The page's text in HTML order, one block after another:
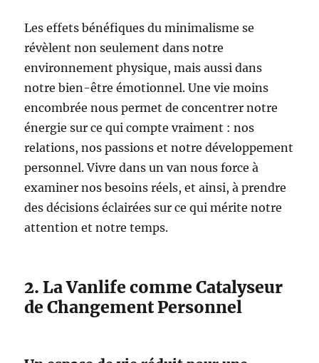
Les effets bénéfiques du minimalisme se
révèlent non seulement dans notre
environnement physique, mais aussi dans
notre bien-être émotionnel. Une vie moins
encombrée nous permet de concentrer notre
énergie sur ce qui compte vraiment : nos
relations, nos passions et notre développement
personnel. Vivre dans un van nous force à
examiner nos besoins réels, et ainsi, à prendre
des décisions éclairées sur ce qui mérite notre
attention et notre temps.
2. La Vanlife comme Catalyseur
de Changement Personnel